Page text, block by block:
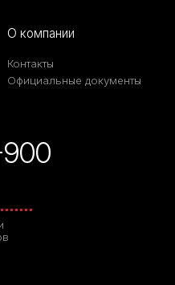
О компании
Контакты
Официальные документы